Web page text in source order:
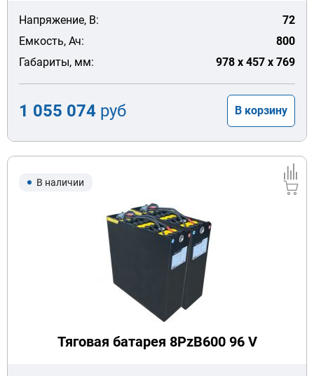
Напряжение, В:
72
Емкость, Ач:
800
Габариты, мм:
978 x 457 x 769
1 055 074 руб В корзину
В наличии
Тяговая батарея 8PzB600 96 V